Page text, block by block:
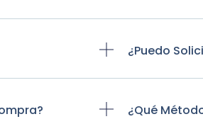
¿Puedo
¿Qué